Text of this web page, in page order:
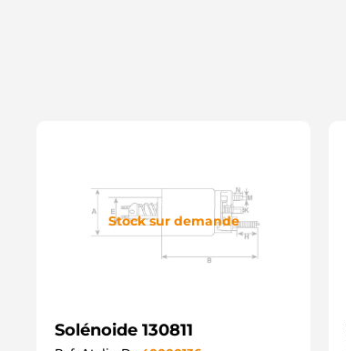
Stock sur demande
Solénoide 130811